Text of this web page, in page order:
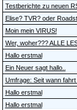
Testberichte zu neuen
Elise? TVR? oder
Moin mein VIRUS!
Wer, woher??? ALLE
Hallo erstmal
Ein Neuer sagt hallo..
Umfrage: Seit wann
Hallo erstmal
Hallo erstmal